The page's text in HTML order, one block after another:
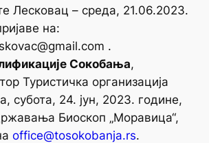
Лесковац – среда, 21.06.2023.
на:
.
Сокобања,
Туристичка организација
субота, 24. јун, 2023. године,
Биоскоп „Моравица“,
office@tosokobanja.rs.